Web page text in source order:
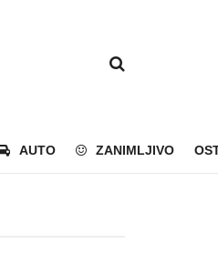
AUTO ZANIMLJIVO